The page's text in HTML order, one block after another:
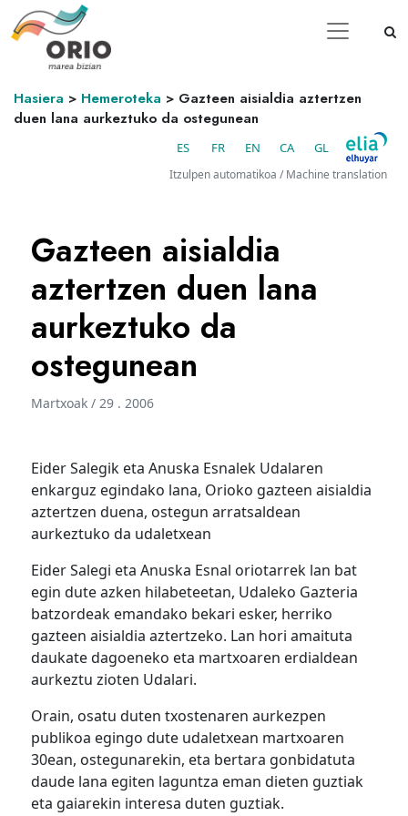
Hasiera > Hemeroteka > Gazteen aisialdia aztertzen
duen lana aurkeztuko da ostegunean
ES FR EN CA GL
Itzulpen automatikoa / Machine translation
Gazteen aisialdia
aztertzen duen lana
aurkeztuko da
ostegunean
Martxoak / 29 . 2006
Eider Salegik eta Anuska Esnalek Udalaren
enkarguz egindako lana, Orioko gazteen aisialdia
aztertzen duena, ostegun arratsaldean
aurkeztuko da udaletxean
Eider Salegi eta Anuska Esnal oriotarrek lan bat
egin dute azken hilabeteetan, Udaleko Gazteria
batzordeak emandako bekari esker, herriko
gazteen aisialdia aztertzeko. Lan hori amaituta
daukate dagoeneko eta martxoaren erdialdean
aurkeztu zioten Udalari.
Orain, osatu duten txostenaren aurkezpen
publikoa egingo dute udaletxean martxoaren
30ean, ostegunarekin, eta bertara gonbidatuta
daude lana egiten laguntza eman dieten guztiak
eta gaiarekin interesa duten guztiak.